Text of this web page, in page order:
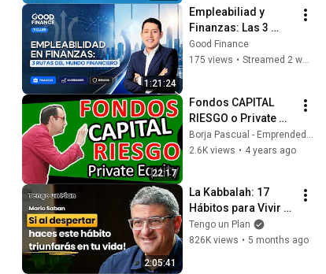
1:21:24
Empleabiliad y
Finanzas: Las 3
rutas del mundo
financiero | Taller en
Good Finance
175 views • Streamed 2 weeks ago
22:17
Fondos CAPITAL
RIESGO o Private
Equity, qué son?,
tipos, financiación
PYMES
2.6K views • 4 years ago
2:05:41
La Kabbalah: 17
Hábitos para Vivir
con Abundancia:
Propósito,
Tengo un Plan
826K views • 5 months ago